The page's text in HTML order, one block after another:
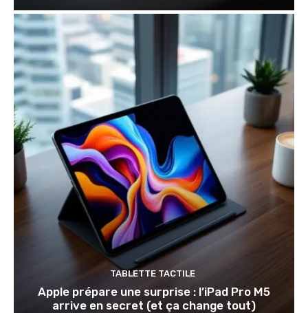
TABLETTE TACTILE
Apple prépare une surprise : l’iPad Pro M5
arrive en secret (et ça change tout)